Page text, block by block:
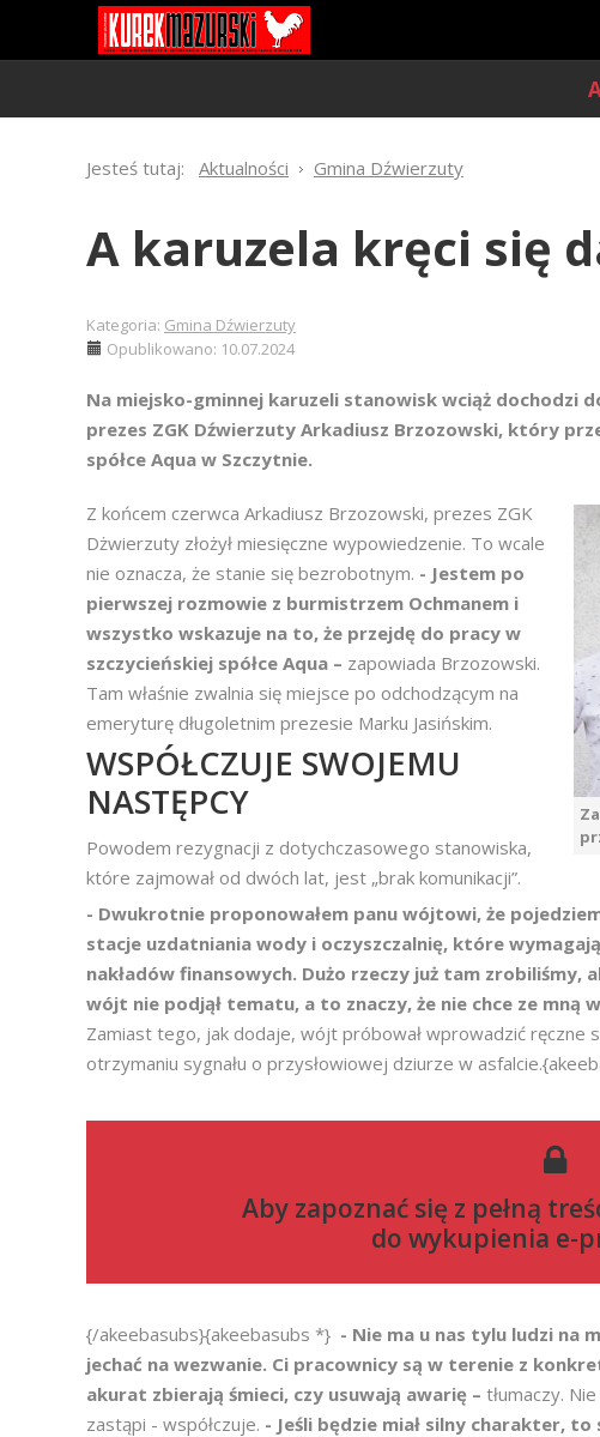
Jesteś tutaj: Aktualności Gmina Dźwierzuty
A karuzela kręci się
Kategoria: Gmina Dźwierzuty
Opublikowano: 10.07.2024
Na miejsko-gminnej karuzeli stanowisk wciąż dochodzi
prezes ZGK Dźwierzuty Arkadiusz Brzozowski, który
spółce Aqua w Szczytnie.
Z końcem czerwca Arkadiusz Brzozowski, prezes ZGK
Dżwierzuty złożył miesięczne wypowiedzenie. To wcale
nie oznacza, że stanie się bezrobotnym. - Jestem po
pierwszej rozmowie z burmistrzem Ochmanem i
wszystko wskazuje na to, że przejdę do pracy w
szczycieńskiej spółce Aqua – zapowiada Brzozowski.
Tam właśnie zwalnia się miejsce po odchodzącym na
emeryturę długoletnim prezesie Marku Jasińskim.
WSPÓŁCZUJE SWOJEMU
NASTĘPCY
Powodem rezygnacji z dotychczasowego stanowiska,
które zajmował od dwóch lat, jest „brak komunikacji”.
- Dwukrotnie proponowałem panu wójtowi, że
stacje uzdatniania wody i oczyszczalnię, które
nakładów finansowych. Dużo rzeczy już tam
wójt nie podjął tematu, a to znaczy, że nie chce ze mną
Zamiast tego, jak dodaje, wójt próbował wprowadzić ręczne
otrzymaniu sygnału o przysłowiowej dziurze w
Aby zapoznać się z pełną
do wykupienia e-
{/akeebasubs}{akeebasubs *} - Nie ma u nas tylu ludzi na
jechać na wezwanie. Ci pracownicy są w terenie z
akurat zbierają śmieci, czy usuwają awarię – tłumaczy.
zastąpi - współczuje. - Jeśli będzie miał silny charakter,